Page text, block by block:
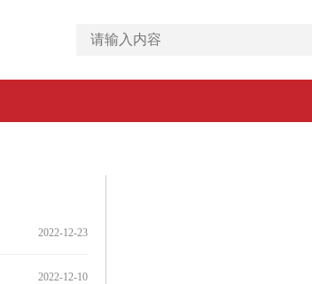
2022-12-23
2022-12-10